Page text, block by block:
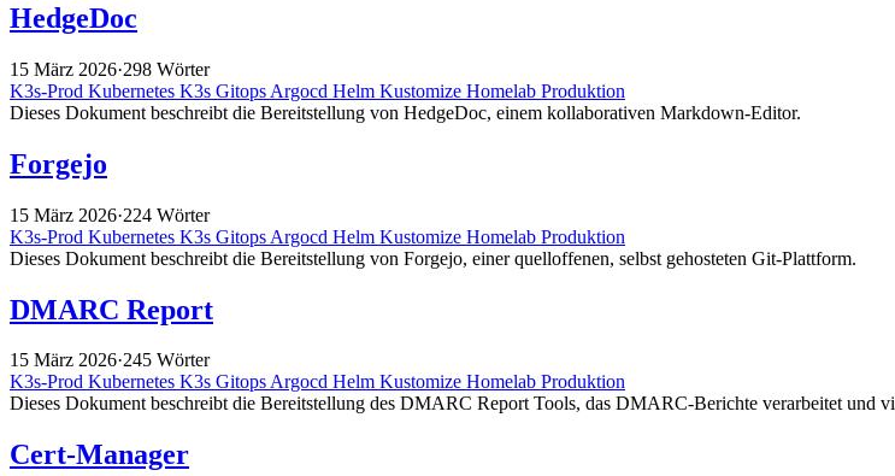
HedgeDoc
15 März 2026·298 Wörter
K3s-Prod Kubernetes K3s Gitops Argocd Helm Kustomize Homelab Produktion
Dieses Dokument beschreibt die Bereitstellung von HedgeDoc, einem kollaborativen Markdown-Editor.
Forgejo
15 März 2026·224 Wörter
K3s-Prod Kubernetes K3s Gitops Argocd Helm Kustomize Homelab Produktion
Dieses Dokument beschreibt die Bereitstellung von Forgejo, einer quelloffenen, selbst gehosteten Git-Plattform.
DMARC Report
15 März 2026·245 Wörter
K3s-Prod Kubernetes K3s GitopsArgocd Helm Kustomize Homelab Produktion
Dieses Dokument beschreibt die Bereitstellung des DMARC Report Tools, das DMARC-Berichte verarbeitet und
Cert-Manager